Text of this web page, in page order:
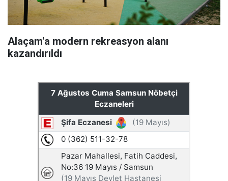
Alaçam'a modern rekreasyon alanı
kazandırıldı